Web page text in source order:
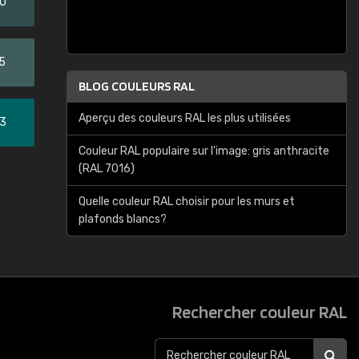
BLOG COULEURS RAL
Aperçu des couleurs RAL les plus utilisées
Couleur RAL populaire sur l'image: gris anthracite
(RAL 7016)
Quelle couleur RAL choisir pour les murs et
plafonds blancs?
Rechercher couleur RAL